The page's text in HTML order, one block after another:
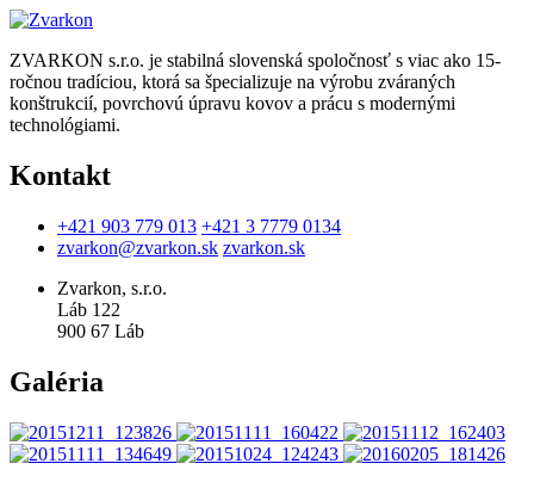
ZVARKON s.r.o. je stabilná slovenská spoločnosť s viac ako 15-
ročnou tradíciou, ktorá sa špecializuje na výrobu zváraných
konštrukcií, povrchovú úpravu kovov a prácu s modernými
technológiami.
Kontakt
+421 903 779 013 +421 3 7779 0134
zvarkon@zvarkon.sk zvarkon.sk
Zvarkon, s.r.o.
Láb 122
900 67 Láb
Galéria